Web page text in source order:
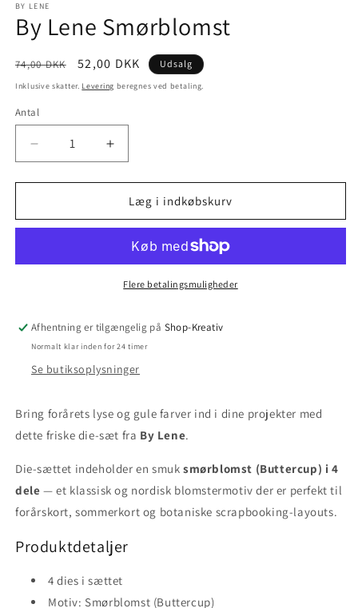
BY LENE
By Lene Smørblomst
74,00 DKK 52,00 DKK Udsalg
Inklusive skatter. Levering beregnes ved betaling.
Antal
Læg i indkøbskurv
Flere betalingsmuligheder
Afhentning er tilgængelig på Shop-Kreativ
Normalt klar inden for 24 timer
Se butiksoplysninger
Bring forårets lyse og gule farver ind i dine projekter med
dette friske die-sæt fra By Lene.
Die-sættet indeholder en smuk smørblomst (Buttercup) i 4
dele — et klassisk og nordisk blomstermotiv der er perfekt til
forårskort, sommerkort og botaniske scrapbooking-layouts.
Produktdetaljer
4 dies i sættet
Motiv: Smørblomst (Buttercup)